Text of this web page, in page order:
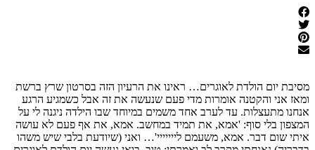
מסיבת יום הולדת לאוגרים… ראינו את הרעיון הזה בסרטון שרץ ברשת
ומאז אני והקטנה אומרות מדי פעם שנעשה את זה אבל כשמגיע הרגע
אנחנו מתעצלות. עד לערב אחד משמים במיוחד שבו הילדה ניגנה לי על
המצפון בלי סוף: 'אמא, את תמיד במחשב. אמא, את אף פעם לא עושה
איתי שום דבר. אמא, משעמם לייייייי'… ואני (שיודעת בלבי שיש משהו